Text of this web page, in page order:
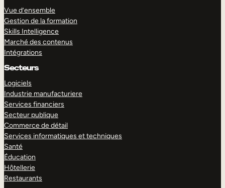
Vue d’ensemble
Gestion de la formation
Skills Intelligence
Marché des contenus
Intégrations
Secteurs
Logiciels
Industrie manufacturiere
Services financiers
Secteur publique
Commerce de détail
Services informatiques et techniques
Santé
Éducation
Hôtellerie
Restaurants